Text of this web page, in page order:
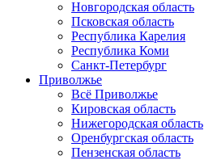
Новгородская область
Псковская область
Республика Карелия
Республика Коми
Санкт-Петербург
Приволжье
Всё Приволжье
Кировская область
Нижегородская область
Оренбургская область
Пензенская область